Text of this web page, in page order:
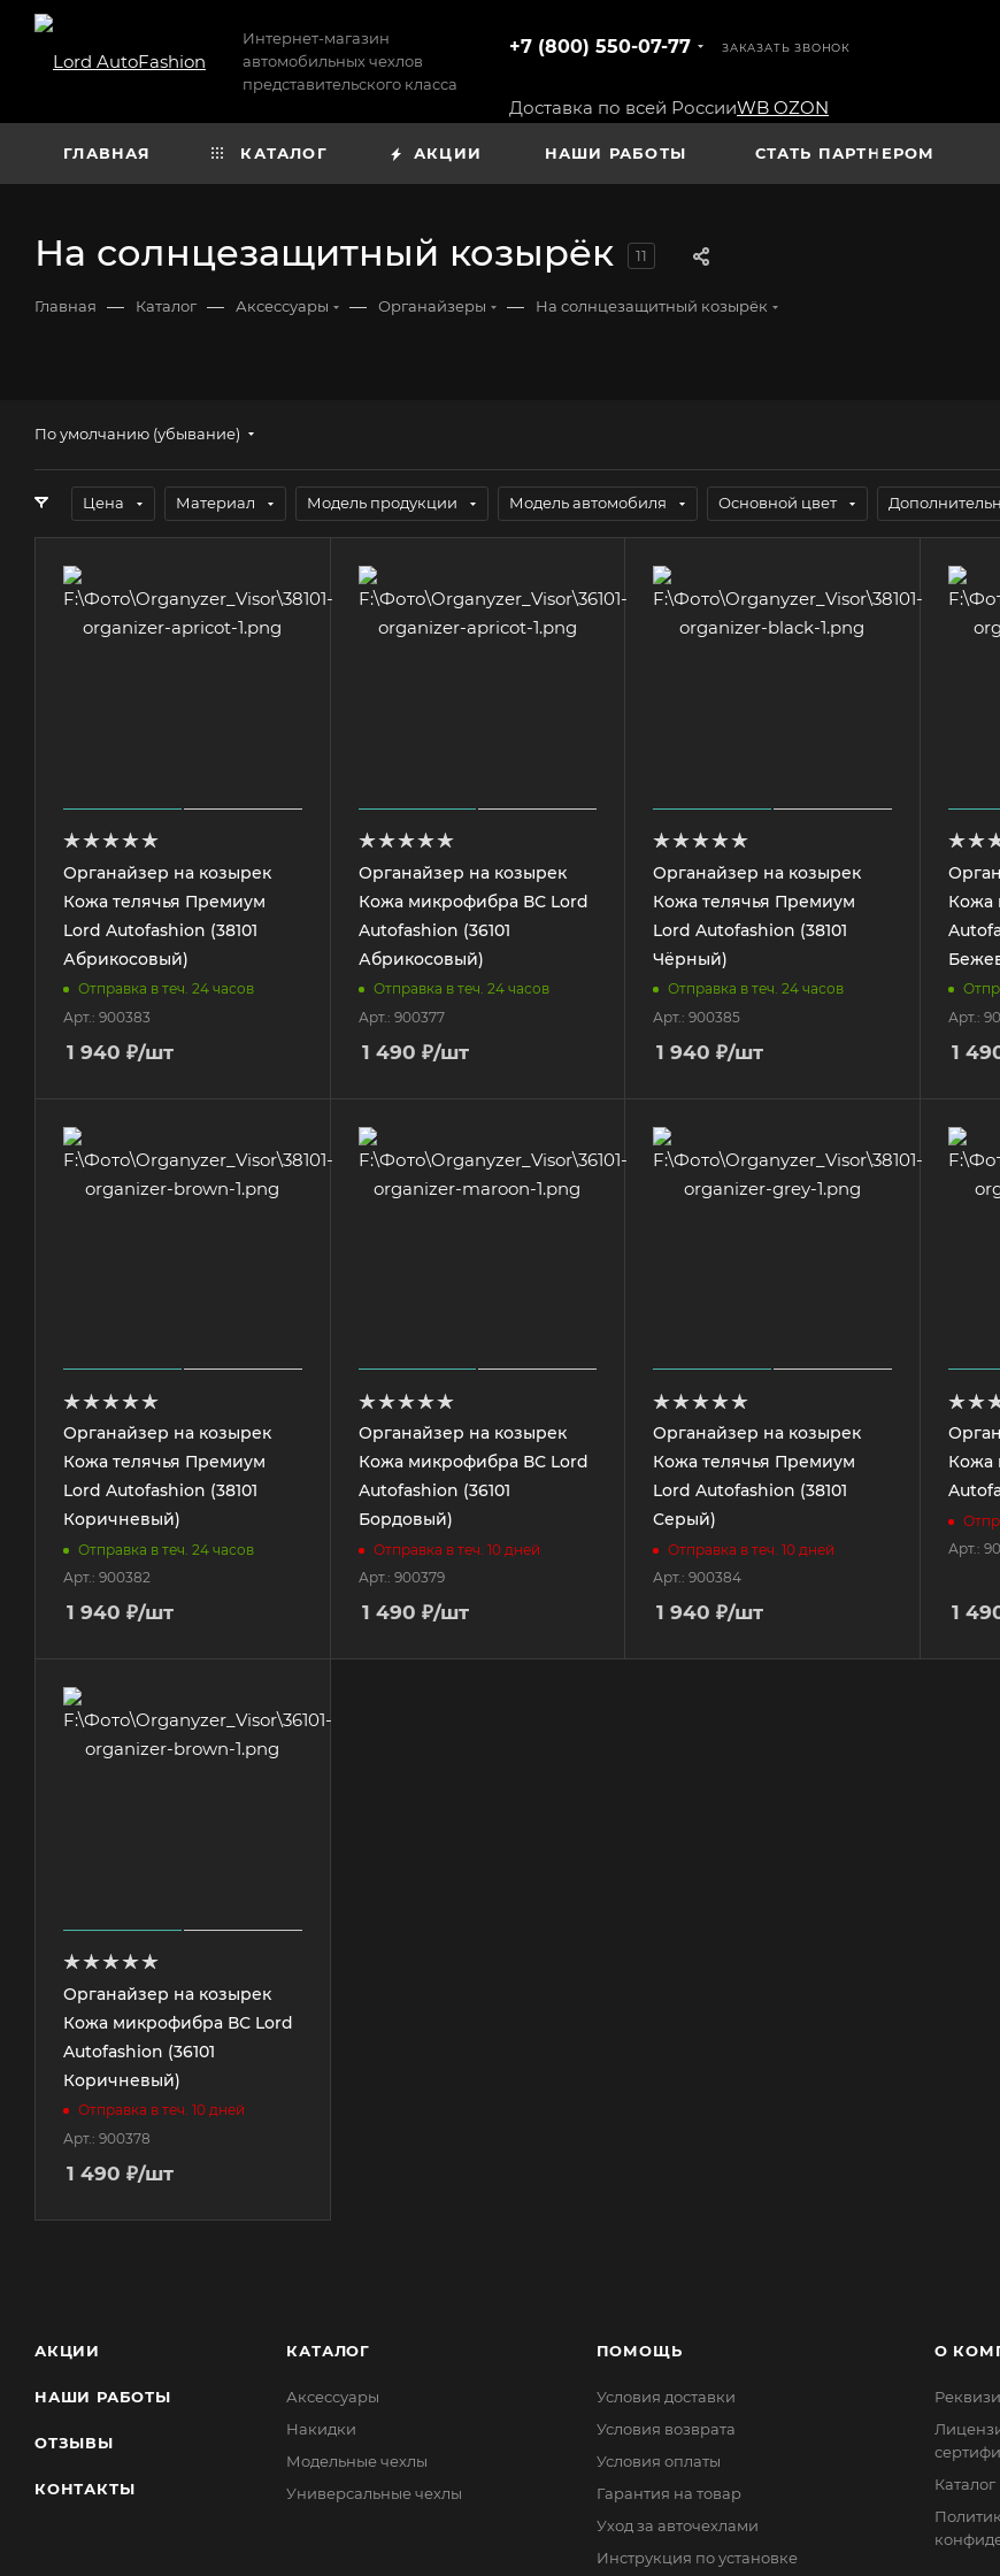
Интернет-магазин
автомобильных чехлов
представительского класса
+7 (800) 550-07-77 ЗАКАЗАТЬ ЗВОНОК
Доставка по всей РоссииWB OZON
ГЛАВНАЯ КАТАЛОГ АКЦИИ НАШИ РАБОТЫ СТАТЬ ПАРТНЕРОМ
На солнцезащитный козырёк 11
Главная — Каталог — Аксессуары — Органайзеры — На солнцезащитный козырёк
По умолчанию (убывание)
Цена Материал Модель продукции Модель автомобиля Основной цвет
Органайзер на козырек
Кожа телячья Премиум
Lord Autofashion (38101
Абрикосовый)
Отправка в теч. 24 часов
Арт.: 900383
1 940 ₽/шт
Органайзер на козырек
Кожа микрофибра ВС Lord
Autofashion (36101
Абрикосовый)
Отправка в теч. 24 часов
Арт.: 900377
1 490 ₽/шт
Органайзер на козырек
Кожа телячья Премиум
Lord Autofashion (38101
Чёрный)
Отправка в теч. 24 часов
Арт.: 900385
1 940 ₽/шт
Кожа
Арт.:
1
Органайзер на козырек
Кожа телячья Премиум
Lord Autofashion (38101
Коричневый)
Отправка в теч. 24 часов
Арт.: 900382
1 940 ₽/шт
Органайзер на козырек
Кожа микрофибра ВС Lord
Autofashion (36101
Бордовый)
Отправка в теч. 10 дней
Арт.: 900379
1 490 ₽/шт
Органайзер на козырек
Кожа телячья Премиум
Lord Autofashion (38101
Серый)
Отправка в теч. 10 дней
Арт.: 900384
1 940 ₽/шт
Кожа
Арт.:
1
Органайзер на козырек
Кожа микрофибра ВС Lord
Autofashion (36101
Коричневый)
Отправка в теч. 10 дней
Арт.: 900378
1 490 ₽/шт
АКЦИИ
НАШИ РАБОТЫ
ОТЗЫВЫ
КОНТАКТЫ
КАТАЛОГ
Аксессуары
Накидки
Модельные чехлы
Универсальные чехлы
ПОМОЩЬ
Условия доставки
Условия возврата
Условия оплаты
Гарантия на товар
Уход за авточехлами
Инструкция по установке
О
Каталог